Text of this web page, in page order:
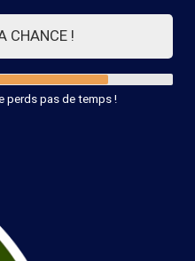
CHANCE !
perds pas de temps !